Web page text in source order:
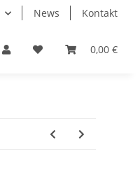
News Kontakt
0,00 €